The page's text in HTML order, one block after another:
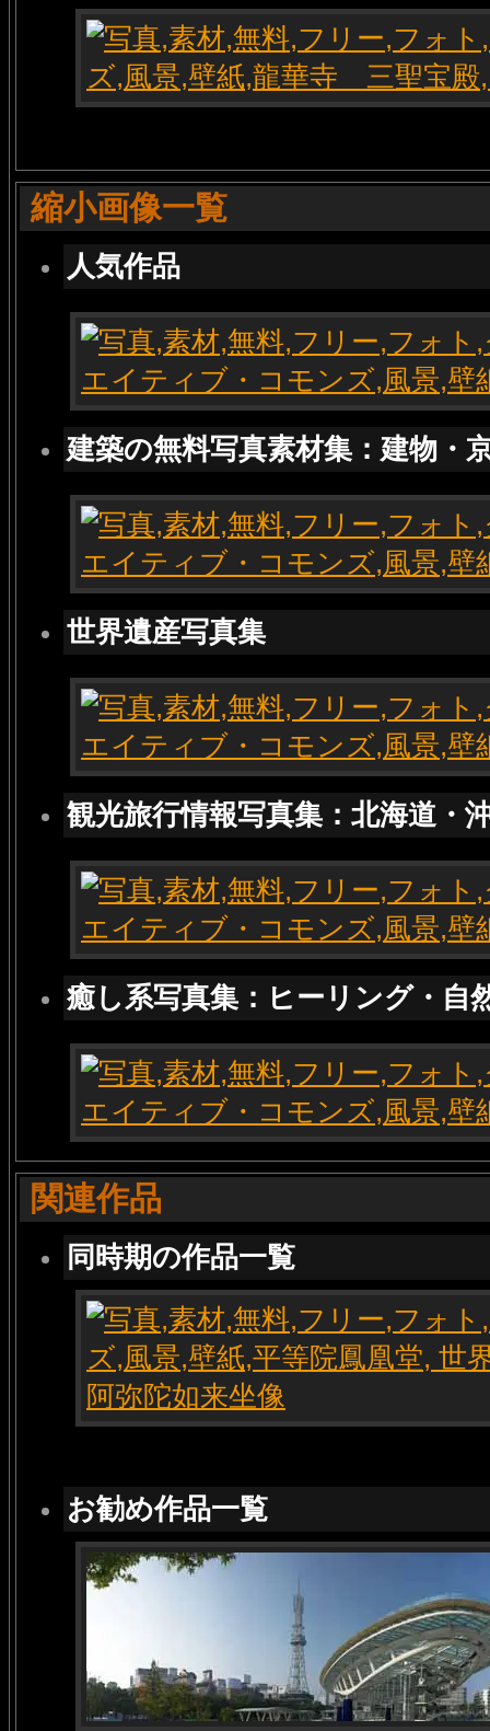
縮小画像一覧
人気作品
建築の無料写真素材集：建物・
世界遺産写真集
観光旅行情報写真集：北海道・
癒し系写真集：ヒーリング・自
関連作品
同時期の作品一覧
お勧め作品一覧